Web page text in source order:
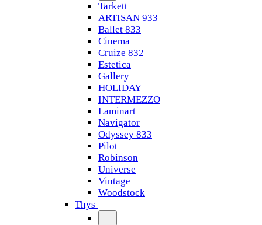
Tarkett
ARTISAN 933
Ballet 833
Cinema
Cruize 832
Estetica
Gallery
HOLIDAY
INTERMEZZO
Laminart
Navigator
Odyssey 833
Pilot
Robinson
Universe
Vintage
Woodstock
Thys